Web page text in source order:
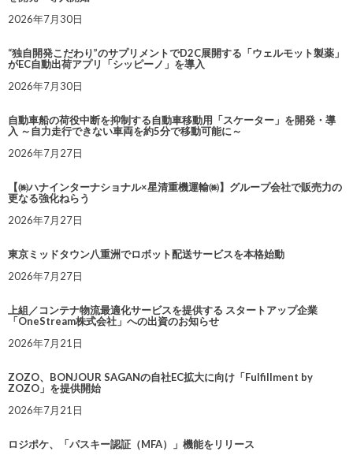
2026年7月30日
“独自開発こだわり”のサプリメントでD2C展開する「ウェルモット製薬」
がEC自動出荷アプリ「シッピーノ」を導入
2026年7月30日
自動車船の荷役中断を抑制する自動車移動用「スケーター」を開発・導
入 ～自力走行できない車両を約5分で移動可能に～
2026年7月27日
【㈱ハナインターナショナル×星清重機運輸㈱】グループ会社で販売力の
更なる強化ねらう
2026年7月27日
東京ミッドタウン八重洲でロボット配送サービスを本格始動
2026年7月27日
上組／コンテナ物流最適化サービスを提供する スタートアップ企業
「OneStream株式会社」への出資のお知らせ
2026年7月21日
ZOZO、BONJOUR SAGANの自社EC拡大に向け「Fulfillment by
ZOZO」を提供開始
2026年7月21日
ロジポケ、「パスキー認証（MFA）」機能をリリース